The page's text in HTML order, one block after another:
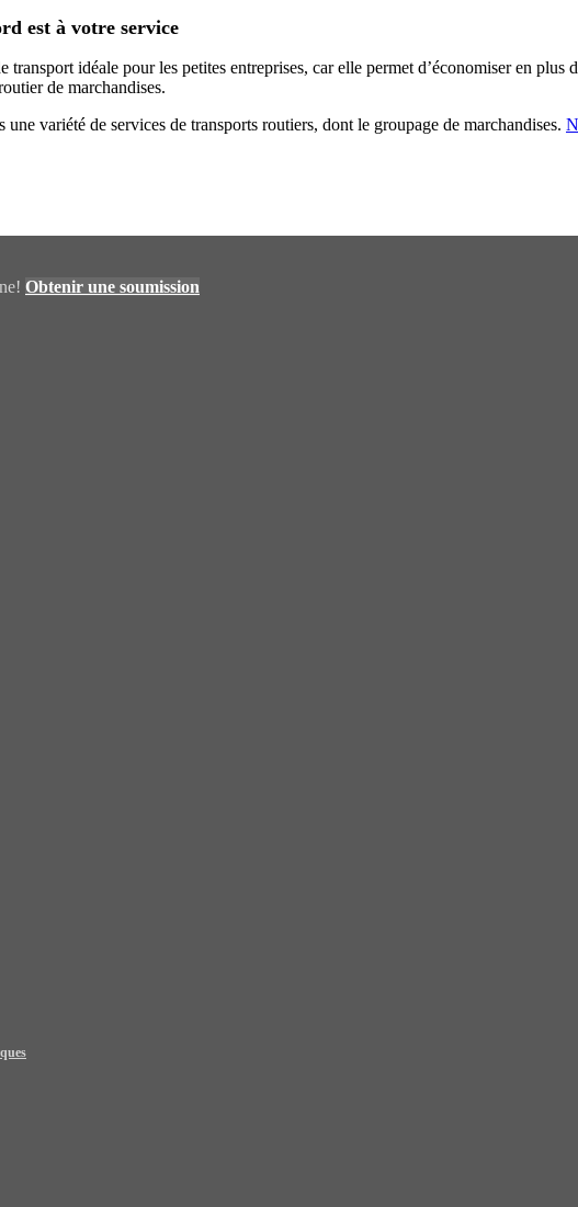
est à votre service
transport idéale pour les petites entreprises, car elle permet d’économiser en
de marchandises.
variété de services de transports routiers, dont le groupage de marchandises.
Obtenir une soumission